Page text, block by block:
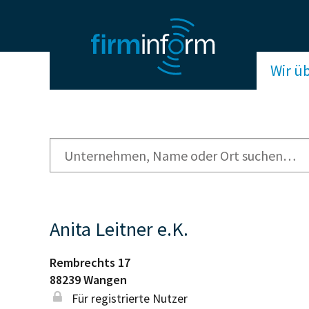
Wir
Anita Leitner e.K.
Rembrechts 17
88239Wangen
Für registrierte Nutzer